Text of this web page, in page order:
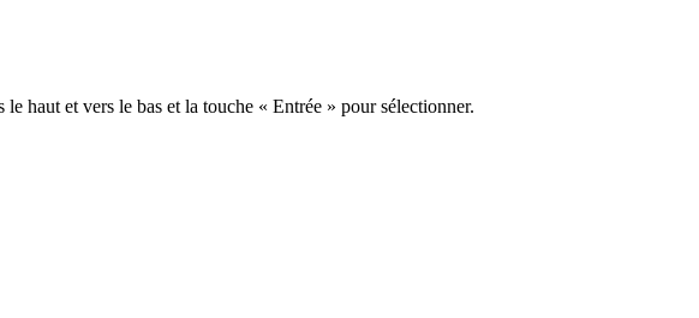
haut et vers le bas et la touche « Entrée » pour sélectionner.